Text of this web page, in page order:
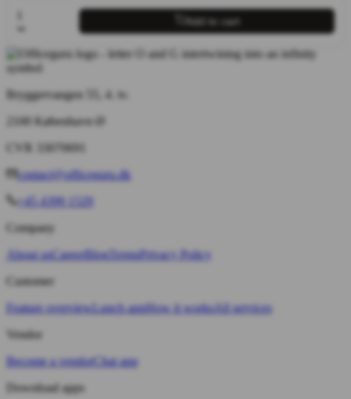
Add to cart
Bryggervangen 55, 4. tv.
2100 København Ø
CVR 33070691
contact@officeguru.dk
+45 4399 1529
Company
About usCareerBlog TermsPrivacy Policy
Customer
Feature overviewLunch appHow it worksAll services
Vendor
Become a vendorChat app
Download apps